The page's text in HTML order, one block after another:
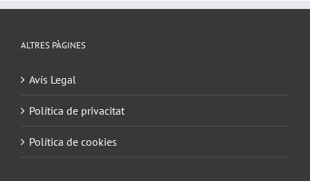
ALTRES PÀGINES
Avís Legal
Política de privacitat
Política de cookies